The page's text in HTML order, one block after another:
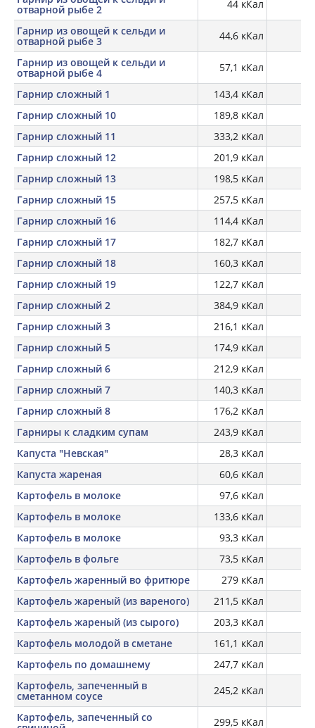
отварной рыбе 2
44 кКал
Гарнир из овощей к сельди и
отварной рыбе 3
44,6 кКал
Гарнир из овощей к сельди и
отварной рыбе 4 57,1 кКал
Гарнир сложный 1
143,4 кКал
Гарнир сложный 10
189,8 кКал
Гарнир сложный 11
333,2 кКал
Гарнир сложный 12
201,9 кКал
Гарнир сложный 13
198,5 кКал
Гарнир сложный 15
257,5 кКал
Гарнир сложный 16
114,4 кКал
Гарнир сложный 17
182,7 кКал
Гарнир сложный 18
160,3 кКал
Гарнир сложный 19
122,7 кКал
Гарнир сложный 2
384,9 кКал
Гарнир сложный 3
216,1 кКал
Гарнир сложный 5
174,9 кКал
Гарнир сложный 6
212,9 кКал
Гарнир сложный 7
140,3 кКал
Гарнир сложный 8
176,2 кКал
Гарниры к сладким супам
243,9 кКал
Капуста "Невская"
28,3 кКал
Капуста жареная
60,6 кКал
Картофель в молоке
97,6 кКал
Картофель в молоке
133,6 кКал
Картофель в молоке
93,3 кКал
Картофель в фольге
73,5 кКал
Картофель жаренный во фритюре
279 кКал
Картофель жареный (из вареного)
211,5 кКал
Картофель жареный (из сырого)
203,3 кКал
Картофель молодой в сметане
161,1 кКал
Картофель по домашнему
247,7 кКал
Картофель, запеченный в
сметанном соусе 245,2 кКал
Картофель, запеченный со
299,5 кКал